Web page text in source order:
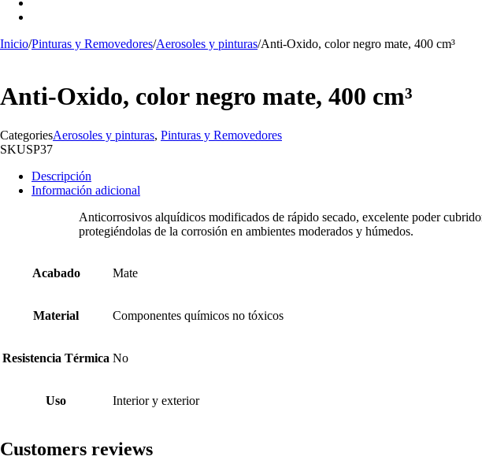
Inicio/Pinturas y Removedores/Aerosoles y pinturas/Anti-Oxido, color negro mate, 400 cm³
Anti-Oxido, color negro mate, 400 cm³
CategoriesAerosoles y pinturas, Pinturas y Removedores
SKUSP37
Descripción
Información adicional
Anticorrosivos alquídicos modificados de rápido secado, excelente poder
protegiéndolas de la corrosión en ambientes moderados y húmedos.
Acabado Mate
Material Componentes químicos no tóxicos
Resistencia Térmica No
Uso Interior y exterior
Customers reviews